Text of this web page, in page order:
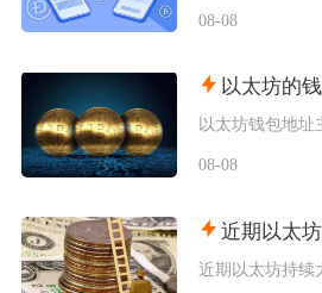
08-08
以太坊的
08-08
近期以太